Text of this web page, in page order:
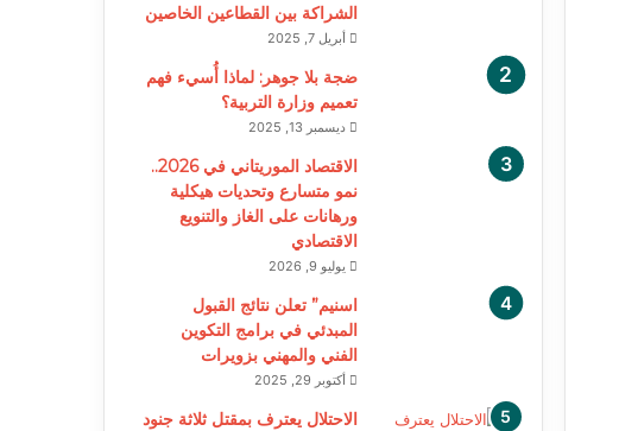
الشراكة بين القطاعين الخاصين
أبريل 7, 2025
ضجة بلا جوهر: لماذا أُسيء فهم
تعميم وزارة التربية؟
ديسمبر 13, 2025
الاقتصاد الموريتاني في 2026..
نمو متسارع وتحديات هيكلية
ورهانات على الغاز والتنويع
الاقتصادي
يوليو 9, 2026
اسنيم” تعلن نتائج القبول
المبدئي في برامج التكوين
الفني والمهني بزويرات
أكتوبر 29, 2025
الاحتلال يعترف بمقتل ثلاثة جنود